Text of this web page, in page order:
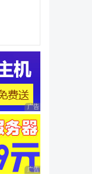
广告 商业广告，理性
广告 商业广告，理性